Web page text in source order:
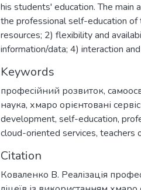
his students' education. The main
the professional self-education
resources; 2) flexibility and
information/data; 4) interaction
Keywords
професійний розвиток,
наука, хмаро орієнтовані
development, self-education,
cloud-oriented services, teachers
Citation
Коваленко В. Реалізація